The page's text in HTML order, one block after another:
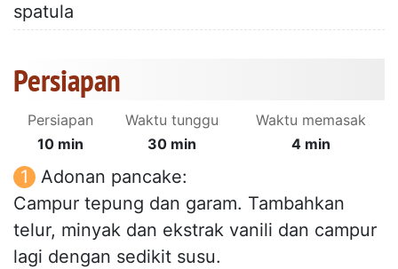
spatula
Persiapan
Persiapan
10 min
Waktu tunggu
30 min
Waktu memasak
4 min
Adonan pancake:
Campur tepung dan garam. Tambahkan
telur, minyak dan ekstrak vanili dan campur
lagi dengan sedikit susu.